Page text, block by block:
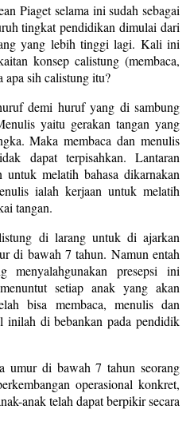
Piaget selama ini sudah sebagai
tingkat pendidikan dimulai dari
yang lebih tinggi lagi. Kali ini
konsep calistung (membaca,
sih calistung itu?
demi huruf yang di sambung
yaitu gerakan tangan yang
Maka membaca dan menulis
dapat terpisahkan. Lantaran
untuk melatih bahasa dikarnakan
ialah kerjaan untuk melatih
tangan.
di larang untuk di ajarkan
di bawah 7 tahun. Namun entah
menyalahgunakan presepsi ini
setiap anak yang akan
bisa membaca, menulis dan
inilah di bebankan pada pendidik
umur di bawah 7 tahun seorang
operasional konkret,
anak telah dapat berpikir secara